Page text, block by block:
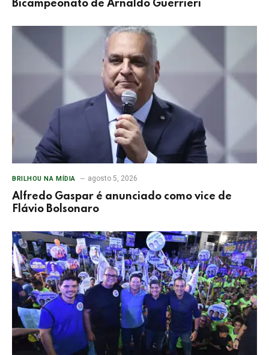
Bicampeonato de Arnaldo Guerrieri
BRILHOU NA MÍDIA agosto 5, 2026
Alfredo Gaspar é anunciado como vice de
Flávio Bolsonaro